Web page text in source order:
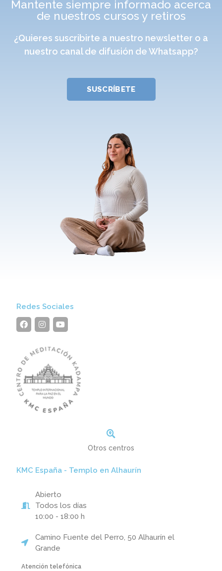
Mantente siempre informado acerca
de nuestros cursos y retiros
¿Quieres suscribirte a nuestro newsletter o a
nuestro canal de difusión de Whatsapp?
SUSCRÍBETE
Redes Sociales
Otros centros
KMC España - Templo en Alhaurín
Abierto
Todos los días
10:00 - 18:00 h
Camino Fuente del Perro, 50 Alhaurín el
Grande
Atención telefónica